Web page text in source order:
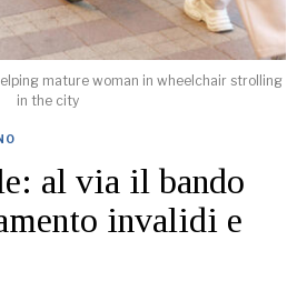
mature woman in wheelchair strolling
in the city
al via il bando
invalidi e